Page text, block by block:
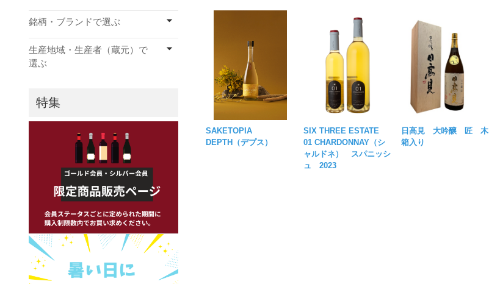
SAKETOPIA
DEPTH（デプス）
SIX THREE ESTATE
01 CHARDONNAY（シ
ャルドネ） スパニッシ
ュ 2023
日高見 大吟醸 匠 木
箱入り
銘柄・ブランドで選ぶ
生産地域・生産者（蔵元）で
選ぶ
特集